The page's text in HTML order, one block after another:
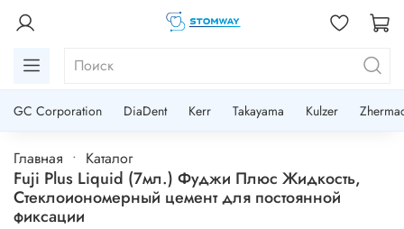
GC Corporation DiaDent Kerr Takayama Kulzer
Главная Каталог
Fuji Plus Liquid (7мл.) Фуджи Плюс Жидкость,
Стеклоиономерный цемент для постоянной
фиксации